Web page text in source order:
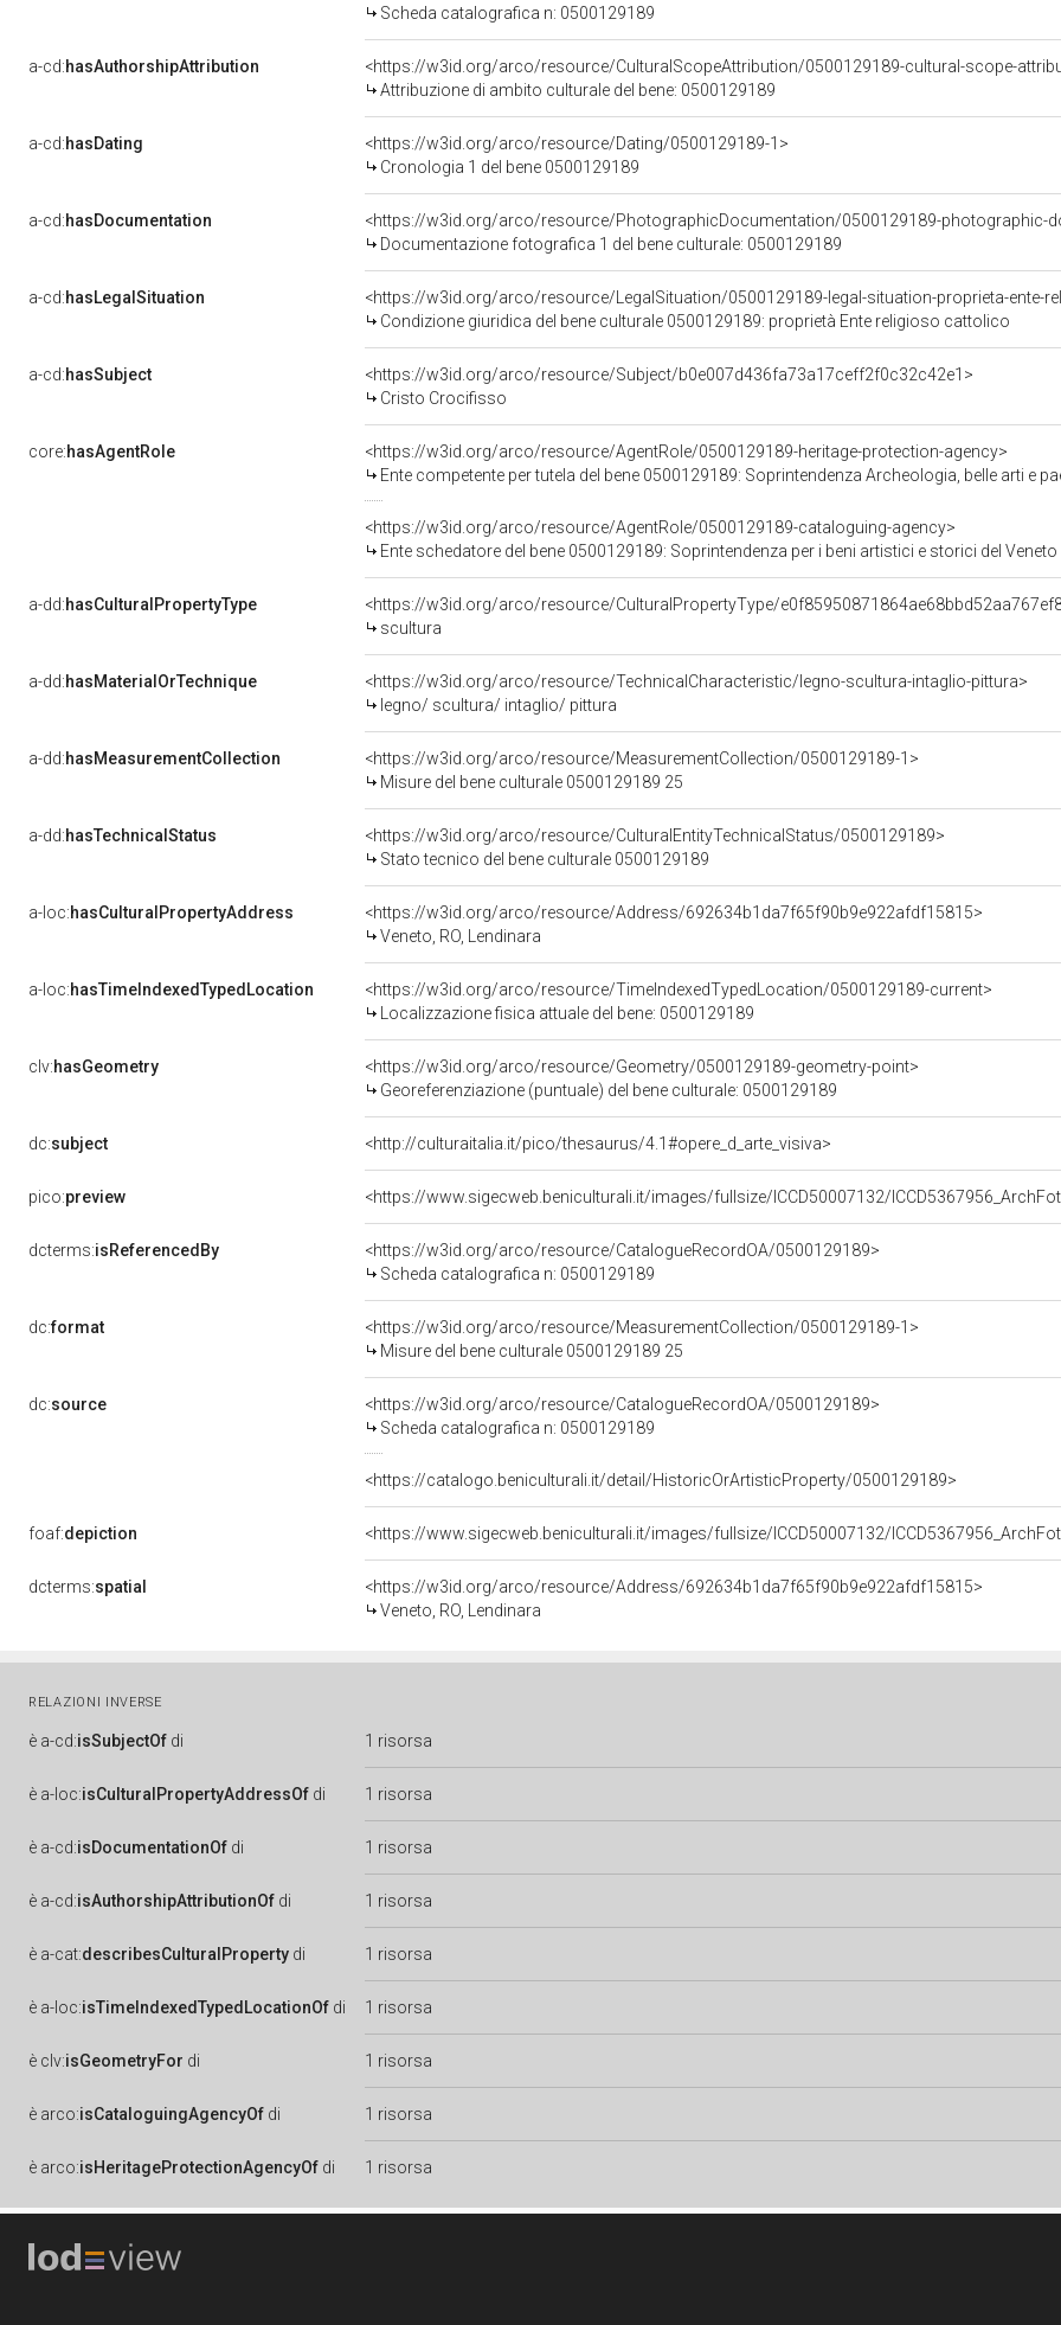
Scheda catalografica n: 0500129189
a-cd:hasAuthorshipAttribution
<https://w3id.org/arco/resource/CulturalScopeAttribution/0500129189-cultural-scope-
Attribuzione di ambito culturale del bene: 0500129189
a-cd:hasDating
<https://w3id.org/arco/resource/Dating/0500129189-1>
Cronologia 1 del bene 0500129189
a-cd:hasDocumentation
<https://w3id.org/arco/resource/PhotographicDocumentation/0500129189-photographic-
Documentazione fotografica 1 del bene culturale: 0500129189
a-cd:hasLegalSituation
<https://w3id.org/arco/resource/LegalSituation/0500129189-legal-situation-proprieta-ente-
Condizione giuridica del bene culturale 0500129189: proprietà Ente religioso cattolico
a-cd:hasSubject
<https://w3id.org/arco/resource/Subject/b0e007d436fa73a17ceff2f0c32c42e1>
Cristo Crocifisso
core:hasAgentRole
<https://w3id.org/arco/resource/AgentRole/0500129189-heritage-protection-agency>
Ente competente per tutela del bene 0500129189: Soprintendenza Archeologia, belle arti e
<https://w3id.org/arco/resource/AgentRole/0500129189-cataloguing-agency>
Ente schedatore del bene 0500129189: Soprintendenza per i beni artistici e storici del Veneto
a-dd:hasCulturalPropertyType
<https://w3id.org/arco/resource/CulturalPropertyType/
scultura
a-dd:hasMaterialOrTechnique
<https://w3id.org/arco/resource/TechnicalCharacteristic/legno-scultura-intaglio-pittura>
legno/ scultura/ intaglio/ pittura
a-dd:hasMeasurementCollection
<https://w3id.org/arco/resource/MeasurementCollection/0500129189-1>
Misure del bene culturale 0500129189 25
a-dd:hasTechnicalStatus
<https://w3id.org/arco/resource/CulturalEntityTechnicalStatus/0500129189>
Stato tecnico del bene culturale 0500129189
a-loc:hasCulturalPropertyAddress
<https://w3id.org/arco/resource/Address/692634b1da7f65f90b9e922afdf15815>
Veneto, RO, Lendinara
a-loc:hasTimeIndexedTypedLocation
<https://w3id.org/arco/resource/TimeIndexedTypedLocation/0500129189-current>
Localizzazione fisica attuale del bene: 0500129189
clv:hasGeometry
<https://w3id.org/arco/resource/Geometry/0500129189-geometry-point>
Georeferenziazione (puntuale) del bene culturale: 0500129189
dc:subject <http://culturaitalia.it/pico/thesaurus/4.1#opere_d_arte_visiva>
pico:preview <https://www.sigecweb.beniculturali.it/images/fullsize/ICCD50007132/
dcterms:isReferencedBy
<https://w3id.org/arco/resource/CatalogueRecordOA/0500129189>
Scheda catalografica n: 0500129189
dc:format
<https://w3id.org/arco/resource/MeasurementCollection/0500129189-1>
Misure del bene culturale 0500129189 25
dc:source
<https://w3id.org/arco/resource/CatalogueRecordOA/0500129189>
Scheda catalografica n: 0500129189
<https://catalogo.beniculturali.it/detail/HistoricOrArtisticProperty/0500129189>
foaf:depiction <https://www.sigecweb.beniculturali.it/images/fullsize/ICCD50007132/
dcterms:spatial
<https://w3id.org/arco/resource/Address/692634b1da7f65f90b9e922afdf15815>
Veneto, RO, Lendinara
RELAZIONI INVERSE
è a-cd:isSubjectOf di 1 risorsa
è a-loc:isCulturalPropertyAddressOf di 1 risorsa
è a-cd:isDocumentationOf di 1 risorsa
è a-cd:isAuthorshipAttributionOf di 1 risorsa
è a-cat:describesCulturalProperty di 1 risorsa
è a-loc:isTimeIndexedTypedLocationOf di 1 risorsa
è clv:isGeometryFor di 1 risorsa
è arco:isCataloguingAgencyOf di 1 risorsa
è arco:isHeritageProtectionAgencyOf di 1 risorsa